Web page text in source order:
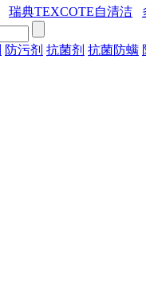
瑞典TEXCOTE自清洁
防污剂 抗菌剂 抗菌防螨